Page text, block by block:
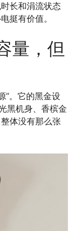
长和涓流状态
挺有价值。
量，但
”。它的黑金设
黑机身、香槟金
体没有那么张